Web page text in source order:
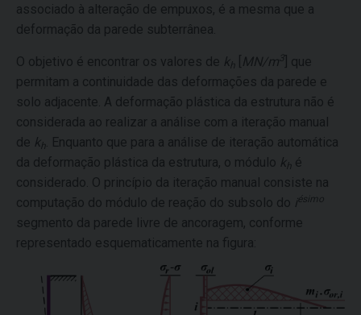
associado à alteração de empuxos, é a mesma que a
deformação da parede subterrânea.
O objetivo é encontrar os valores de kh MN/m3
] que
permitam a continuidade das deformações da parede e
solo adjacente. A deformação plástica da estrutura não é
considerada ao realizar a análise com a iteração manual
de kh
. Enquanto que para a análise de iteração automática
da deformação plástica da estrutura, o módulo kh é
considerado. O princípio da iteração manual consiste na
computação do módulo de reação do subsolo do iésimo
segmento da parede livre de ancoragem, conforme
representado esquematicamente na figura: